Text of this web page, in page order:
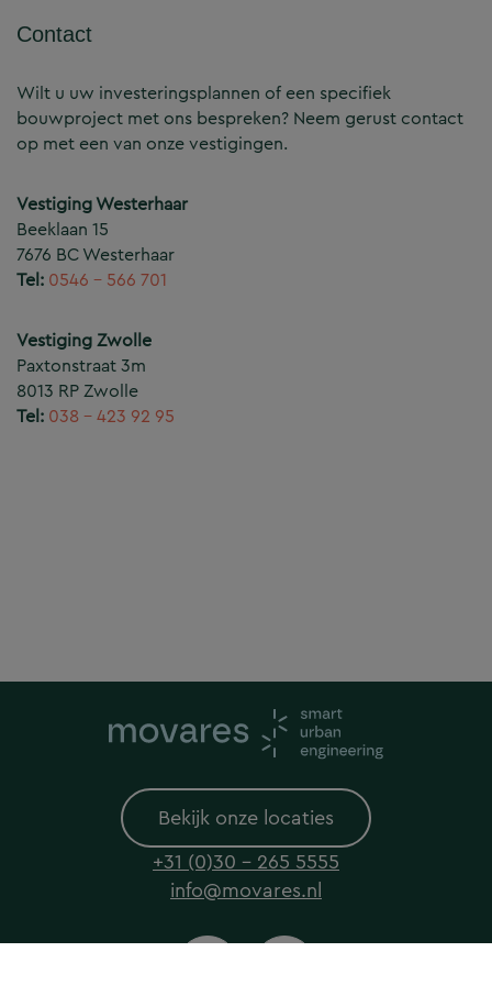
Contact
Wilt u uw investeringsplannen of een specifiek
bouwproject met ons bespreken? Neem gerust contact
op met een van onze vestigingen.
Vestiging Westerhaar
Beeklaan 15
7676 BC Westerhaar
Tel: 0546 – 566 701
Vestiging Zwolle
Paxtonstraat 3m
8013 RP Zwolle
Tel: 038 – 423 92 95
Bekijk onze locaties
+31 (0)30 - 265 5555
info@movares.nl